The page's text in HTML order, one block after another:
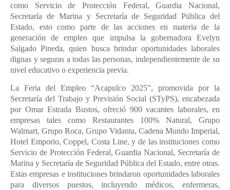
como Servicio de Protección Federal, Guardia Nacional,
Secretaría de Marina y Secretaría de Seguridad Pública del
Estado, esto como parte de las acciones en materia de la
generación de empleo que impulsa la gobernadora Evelyn
Salgado Pineda, quien busca brindar oportunidades laborales
dignas y seguras a todas las personas, independientemente de su
nivel educativo o experiencia previa.
La Feria del Empleo “Acapulco 2025”, promovida por la
Secretaría del Trabajo y Previsión Social (STyPS), encabezada
por Omar Estrada Bustos, ofreció 900 vacantes laborales, en
empresas tales como Restaurantes 100% Natural, Grupo
Walmart, Grupo Roca, Grupo Vidanta, Cadena Mundo Imperial,
Hotel Emporio, Coppel, Costa Line, y de las instituciones como
Servicio de Protección Federal, Guardia Nacional, Secretaría de
Marina y Secretaría de Seguridad Pública del Estado, entre otras.
Estas empresas e instituciones brindaron oportunidades laborales
para diversos puestos, incluyendo médicos, enfermeras,